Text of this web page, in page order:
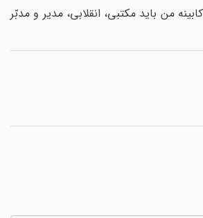
من باید مکتبی، انقلابی، مدیر و مدبّر